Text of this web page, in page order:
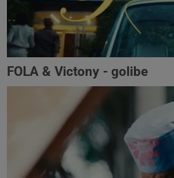
FOLA & Victony - golibe